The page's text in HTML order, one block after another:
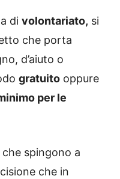
di volontariato, si
che porta
d’aiuto o
gratuito oppure
per le
spingono a
che in